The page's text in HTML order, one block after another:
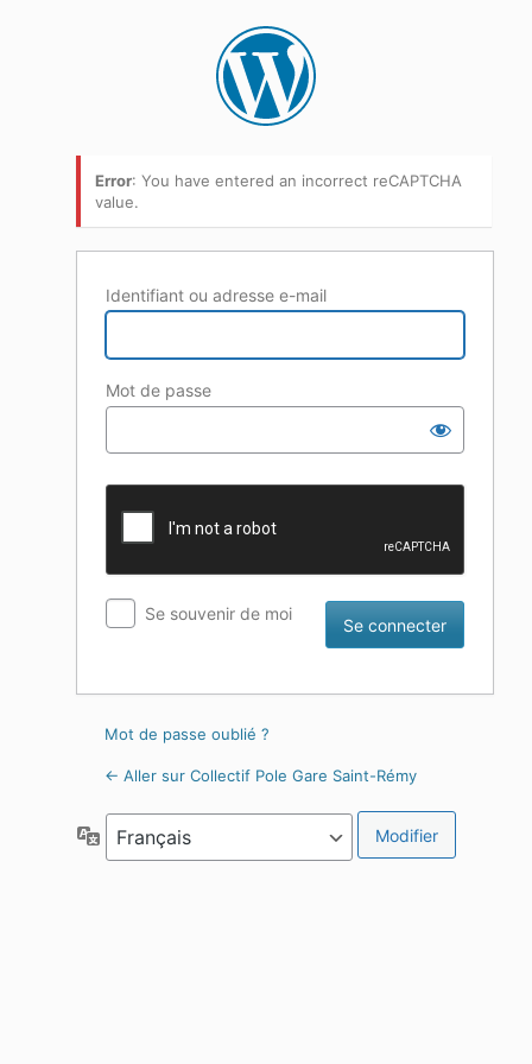
Error: You have entered an incorrect reCAPTCHA
value.
Identifiant ou adresse e-mail
Mot de passe
Se souvenir de moi
Mot de passe oublié ?
← Aller sur Collectif Pole Gare Saint-Rémy